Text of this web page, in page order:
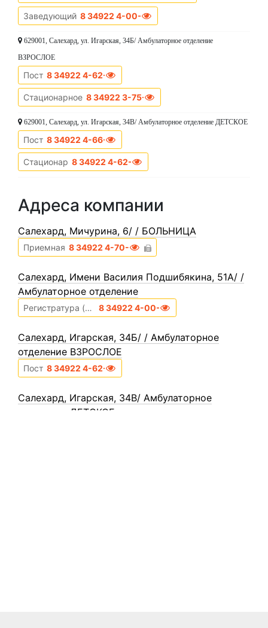
Заведующий 8 34922 4-00-48
629001, Салехард, ул. Игарская, 34Б/ Амбулаторное отделение
ВЗРОСЛОЕ
Пост 8 34922 4-62-18
Стационарное 8 34922 3-75-81
629001, Салехард, ул. Игарская, 34В/ Амбулаторное отделение ДЕТСКОЕ
Пост 8 34922 4-66-13
Стационар 8 34922 4-62-33
Адреса компании
Cалехард, Мичурина, 6/ / БОЛЬНИЦА
Приемная 8 34922 4-70-04
Cалехард, Имени Василия Подшибякина, 51А/ /
Амбулаторное отделение
Регистратура (пн.-пт.: 8.00-17.30) 8 34922 4-00-68
Cалехард, Игарская, 34Б/ / Амбулаторное
отделение ВЗРОСЛОЕ
Пост 8 34922 4-62-18
Cалехард, Игарская, 34В/ Амбулаторное
отделение ДЕТСКОЕ